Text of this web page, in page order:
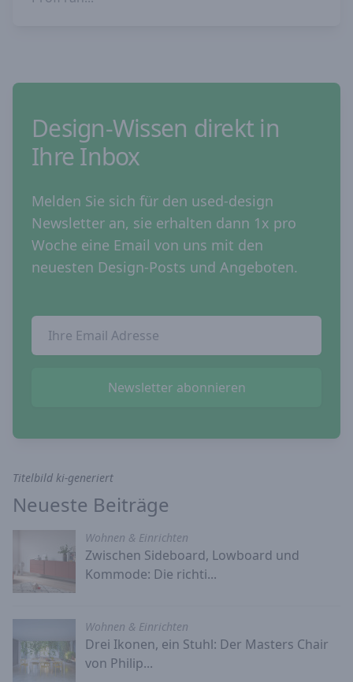
Design-Wissen direkt in
Ihre Inbox
Melden Sie sich für den used-design
Newsletter an, sie erhalten dann 1x pro
Woche eine Email von uns mit den
neuesten Design-Posts und Angeboten.
Email Addresse
Newsletter abonnieren
Titelbild ki-generiert
Neueste Beiträge
Wohnen & Einrichten
Zwischen Sideboard, Lowboard und
Kommode: Die richti...
Wohnen & Einrichten
Drei Ikonen, ein Stuhl: Der Masters Chair
von Philip...